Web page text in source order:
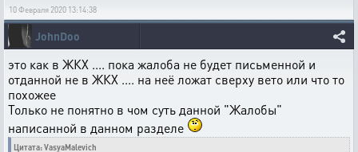
10 Февраля 2020 13:14:38
JohnDoo
это как в ЖКХ .... пока жалоба не будет письменной и
отданной не в ЖКХ .... на неё ложат сверху вето или что то
похожее
Только не понятно в чом суть данной "Жалобы"
написанной в данном разделе
Цитата: VasyaMalevich